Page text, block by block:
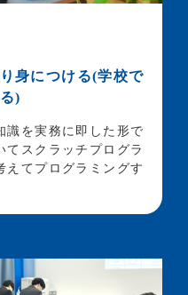
身につける(学校で
)
識を実務に即した形で
てスクラッチプログラ
えて プログラミングす